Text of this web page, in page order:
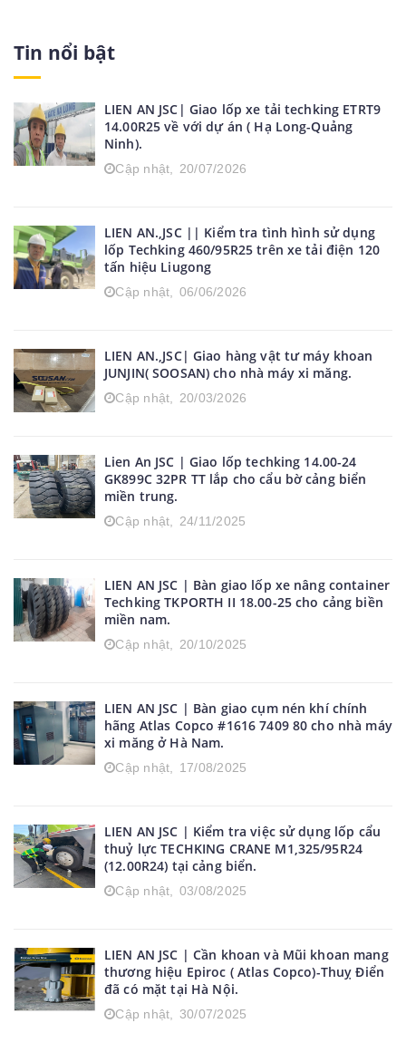
Tin nổi bật
LIEN AN JSC| Giao lốp xe tải techking ETRT9
14.00R25 về với dự án ( Hạ Long-Quảng
Ninh).
Cập nhật, 20/07/2026
LIEN AN.,JSC || Kiểm tra tình hình sử dụng
lốp Techking 460/95R25 trên xe tải điện 120
tấn hiệu Liugong
Cập nhật, 06/06/2026
LIEN AN.,JSC| Giao hàng vật tư máy khoan
JUNJIN( SOOSAN) cho nhà máy xi măng.
Cập nhật, 20/03/2026
Lien An JSC | Giao lốp techking 14.00-24
GK899C 32PR TT lắp cho cẩu bờ cảng biển
miền trung.
Cập nhật, 24/11/2025
LIEN AN JSC | Bàn giao lốp xe nâng container
Techking TKPORTH II 18.00-25 cho cảng biền
miền nam.
Cập nhật, 20/10/2025
LIEN AN JSC | Bàn giao cụm nén khí chính
hãng Atlas Copco #1616 7409 80 cho nhà máy
xi măng ở Hà Nam.
Cập nhật, 17/08/2025
LIEN AN JSC | Kiểm tra việc sử dụng lốp cẩu
thuỷ lực TECHKING CRANE M1,325/95R24
(12.00R24) tại cảng biển.
Cập nhật, 03/08/2025
LIEN AN JSC | Cần khoan và Mũi khoan mang
thương hiệu Epiroc ( Atlas Copco)-Thuỵ Điển
đã có mặt tại Hà Nội.
Cập nhật, 30/07/2025